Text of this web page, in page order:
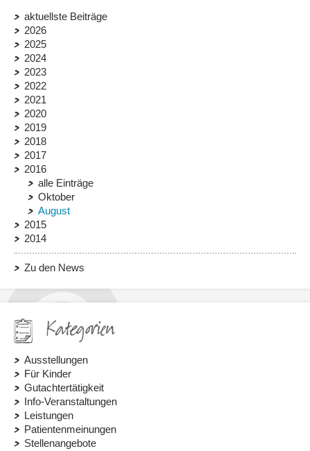
aktuellste Beiträge
2026
2025
2024
2023
2022
2021
2020
2019
2018
2017
2016
alle Einträge
Oktober
August
2015
2014
Zu den News
Kategorien
Ausstellungen
Für Kinder
Gutachtertätigkeit
Info-Veranstaltungen
Leistungen
Patientenmeinungen
Stellenangebote